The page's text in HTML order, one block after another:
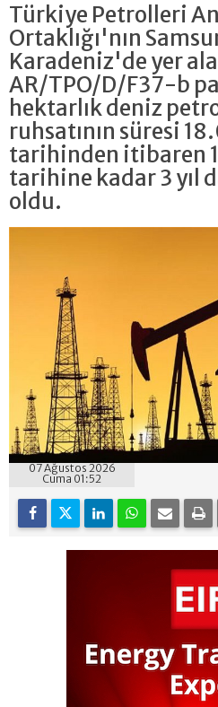
Türkiye Petrolleri
Ortaklığı'nın
Karadeniz'de yer
AR/TPO/D/F37-b
hektarlık deniz
ruhsatının süresi
tarihinden itibaren
tarihine kadar 3 yıl
oldu.
07 Ağustos 2026
Cuma 01:52